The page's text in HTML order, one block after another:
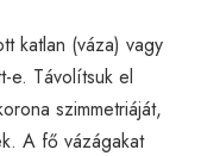
katlan (váza) vagy
e. Távolítsuk el
szimmetriáját,
A fő vázágakat